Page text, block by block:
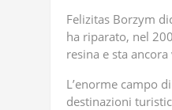
Felizitas Borzym
ha riparato, nel
resina e sta
L’enorme campo
destinazioni